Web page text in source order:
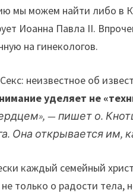
мы можем найти либо в
Иоанна Павла II.
на гинекологов.
неизвестное об
уделяет не
— пишет о.
Она открывается им,
каждый семейный
только о радости